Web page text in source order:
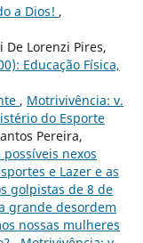
a Dios! ,
De Lorenzi Pires,
Educação Física,
, Motrivivência: v.
do Esporte
Pereira,
possíveis nexos
e Lazer e as
golpistas de 8 de
grande desordem
nossas mulheres